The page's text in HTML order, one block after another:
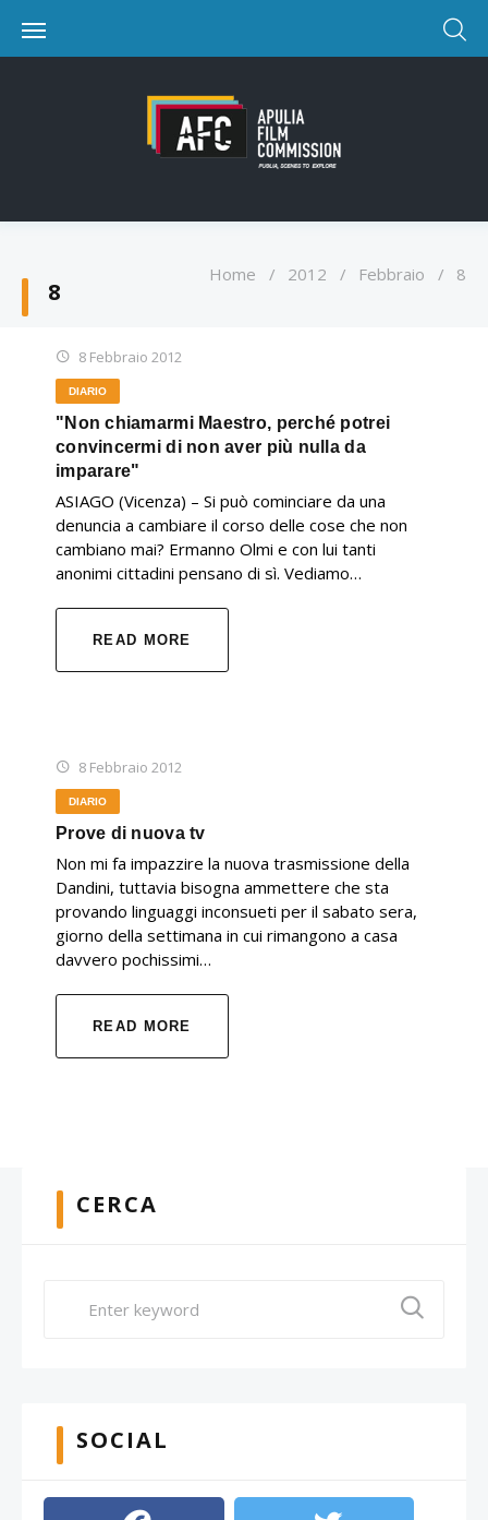
8
Home / 2012 / Febbraio / 8
8 Febbraio 2012
DIARIO
"Non chiamarmi Maestro, perché potrei
convincermi di non aver più nulla da
imparare"
ASIAGO (Vicenza) – Si può cominciare da una
denuncia a cambiare il corso delle cose che non
cambiano mai? Ermanno Olmi e con lui tanti
anonimi cittadini pensano di sì. Vediamo…
READ MORE
8 Febbraio 2012
DIARIO
Prove di nuova tv
Non mi fa impazzire la nuova trasmissione della
Dandini, tuttavia bisogna ammettere che sta
provando linguaggi inconsueti per il sabato sera,
giorno della settimana in cui rimangono a casa
davvero pochissimi…
READ MORE
CERCA
SOCIAL